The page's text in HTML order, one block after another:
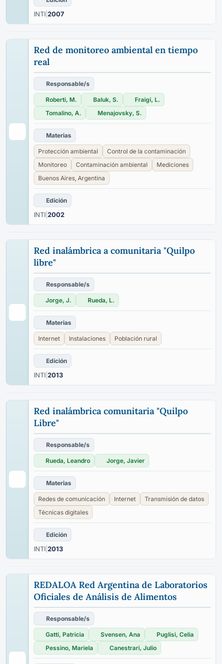
INTI 2007
Red de monitoreo ambiental en tiempo
real
Responsable/s
Roberti, M. Baluk, S.
Fraigi, L.
Tomalino, A.
Menajovsky, S.
Materias
Protección ambiental
Control de la contaminación
Monitoreo
Contaminación ambiental
Mediciones
Buenos Aires, Argentina
Edición
INTI 2002
Red inalámbrica a comunitaria "Quilpo
libre"
Responsable/s
Jorge, J. Rueda, L.
Materias
Internet Instalaciones Población rural
Edición
INTI 2013
Red inalámbrica comunitaria "Quilpo
Libre"
Responsable/s
Rueda, Leandro Jorge, Javier
Materias
Redes de comunicación Internet
Transmisión de datos
Técnicas digitales
Edición
INTI 2013
REDALOA Red Argentina de Laboratorios
Oficiales de Análisis de Alimentos
Responsable/s
Gatti, Patricia Svensen, Ana
Puglisi, Celia
Pessino, Mariela
Canestrari, Julio